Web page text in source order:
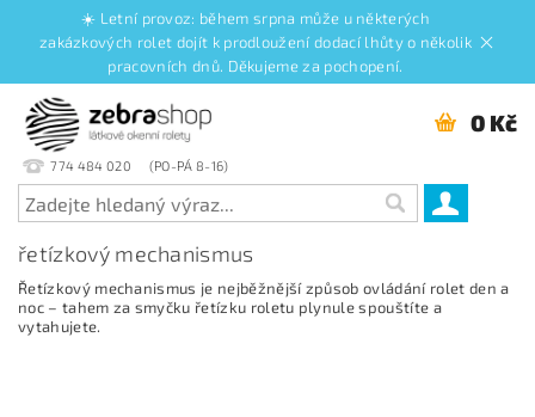
☀️ Letní provoz: během srpna může u některých
zakázkových rolet dojít k prodloužení dodací lhůty o několik
pracovních dnů. Děkujeme za pochopení.
774 484 020
0 Kč
řetízkový mechanismus
Řetízkový mechanismus je nejběžnější způsob ovládání rolet den a
noc – tahem za smyčku řetízku roletu plynule spouštíte a
vytahujete.